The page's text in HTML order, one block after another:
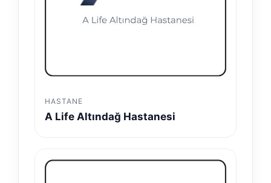
HASTANE
A Life Altındağ Hastanesi